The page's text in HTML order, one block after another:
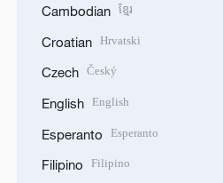
Cambodian ខ្មែរ
Croatian Hrvatski
Czech Český
English English
Esperanto Esperanto
Filipino Filipino